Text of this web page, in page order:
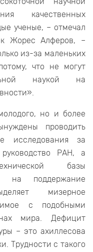
качественных
ученые, – отмечал
Жорес Алферов, –
из-за маленьких
что не могут
наукой на
но и более
проводить
исследования за
РАН, а
базы
на поддержание
мизерное
с подобными
мира. Дефицит
– это ахиллесова
Трудности с такого